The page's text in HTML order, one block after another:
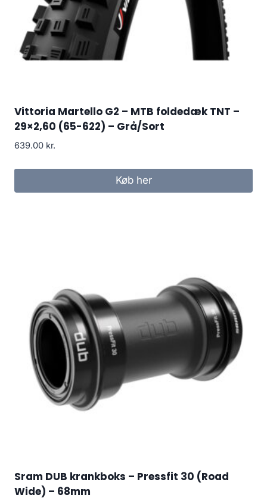
Vittoria Martello G2 – MTB foldedæk TNT –
29×2,60 (65-622) – Grå/Sort
639.00 kr.
Køb her
Sram DUB krankboks – Pressfit 30 (Road
Wide) – 68mm